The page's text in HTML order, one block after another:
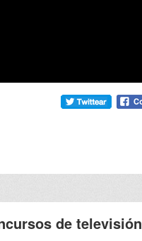
de televisión